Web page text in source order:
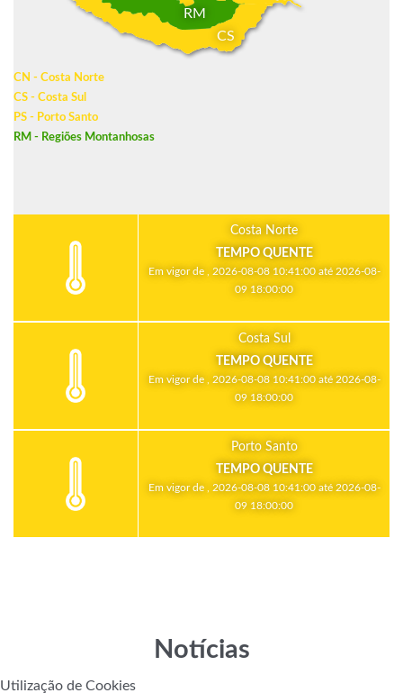
CS
RM
CN - Costa Norte
CS - Costa Sul
PS - Porto Santo
RM - Regiões Montanhosas
Costa Norte
TEMPO QUENTE
Em vigor de , 2026-08-08 10:41:00 até 2026-08-
09 18:00:00
Costa Sul
TEMPO QUENTE
Em vigor de , 2026-08-08 10:41:00 até 2026-08-
09 18:00:00
Porto Santo
TEMPO QUENTE
Em vigor de , 2026-08-08 10:41:00 até 2026-08-
09 18:00:00
Notícias
Utilização de Cookies